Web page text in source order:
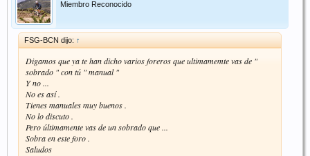
Miembro Reconocido
FSG-BCN dijo: ↑
Digamos que ya te han dicho varios foreros que ultimamemte vas de "
sobrado " con tú " manual "
Y no ...
No es así .
Tienes manuales muy buenos .
No lo discuto .
Pero últimamente vas de un sobrado que ...
Sobra en este foro .
Saludos